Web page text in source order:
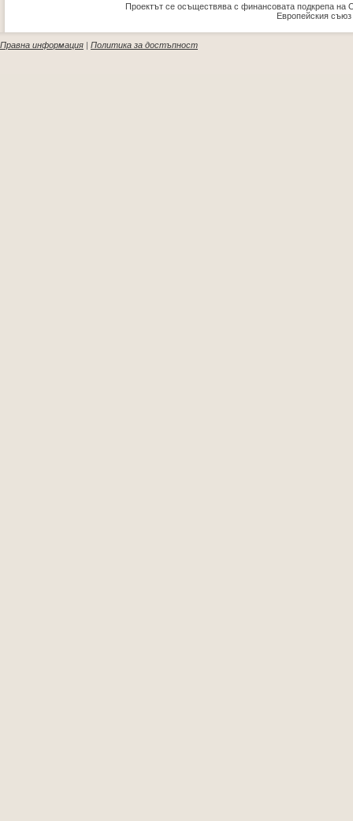
Проектът се осъществява с финансовата подкрепа на
Европейския
Правна информация | Политика за достъпност